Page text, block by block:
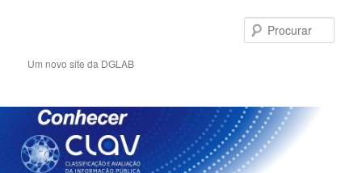
conteúdoUm novo site da DGLAB